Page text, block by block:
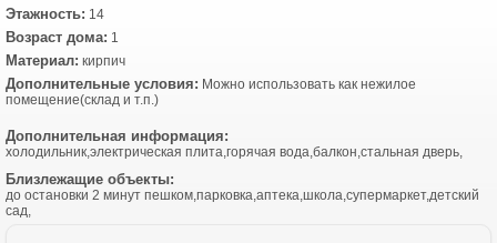
Этажность: 14
Возраст дома: 1
Материал: кирпич
Дополнительные условия: Можно использовать как нежилое
помещение(склад и т.п.)
Дополнительная информация:
холодильник,электрическая плита,горячая вода,балкон,стальная дверь,
Близлежащие объекты:
до остановки 2 минут пешком,парковка,аптека,школа,супермаркет,детский
сад,